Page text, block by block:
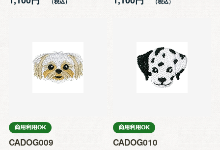
CADOG009 CADOG010